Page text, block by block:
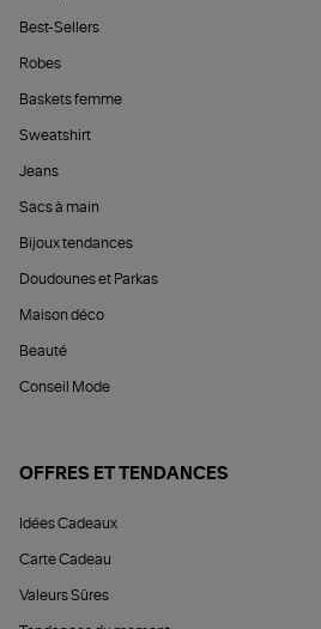
Best-Sellers
Robes
Baskets femme
Sweatshirt
Jeans
Sacs à main
Bijoux tendances
Doudounes et Parkas
Maison déco
Beauté
Conseil Mode
OFFRES ET TENDANCES
Idées Cadeaux
Carte Cadeau
Valeurs Sûres